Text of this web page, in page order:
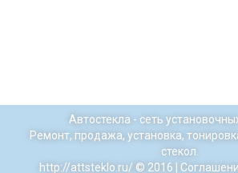
Автостекла - сеть
Ремонт, продажа, установка,
стекол.
http://attsteklo.ru/ © 2016 |